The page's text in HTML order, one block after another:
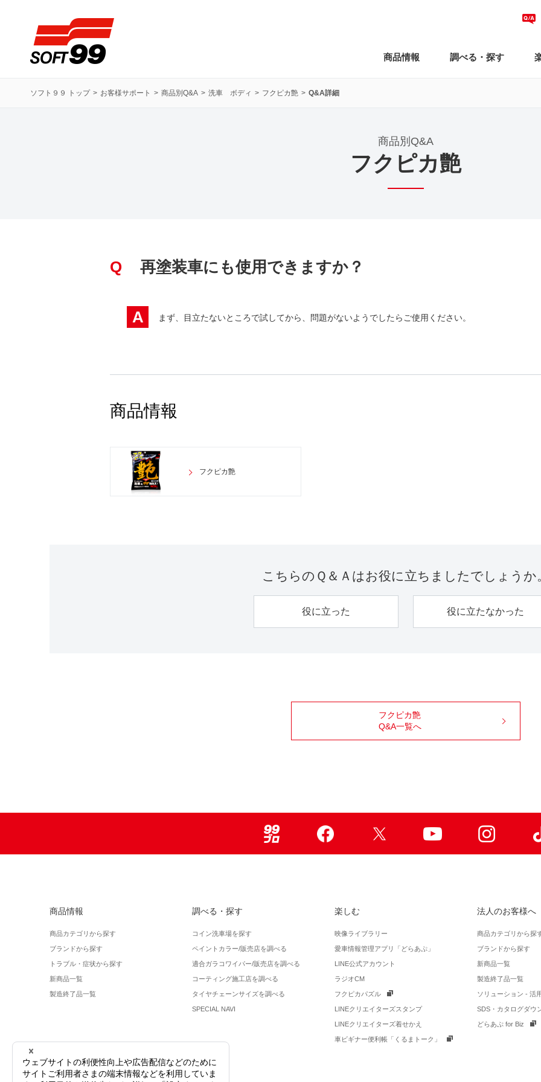
商品情報 調べる・探す
ソフト９９ トップ お客様サポート 商品別Q&A 洗車 ボディ フクピカ艶 Q&A詳細
商品別Q&A
フクピカ艶
Q 再塗装車にも使用できますか？
A まず、目立たないところで試してから、問題がないようでしたらご使用ください。
商品情報
フクピカ艶
こちらのＱ＆Ａは お役に立ちましたでしょうか
役に立った 役に立たなかった
フクピカ艶
Q&A一覧へ
商品情報
商品カテゴリから探す
ブランドから探す
トラブル・症状から探す
新商品一覧
製造終了品一覧
調べる・探す
コイン洗車場を探す
ペイントカラー/販売店を調べる
適合ガラコワイパー/販売店を調べる
コーティング施工店を調べる
タイヤチェーンサイズを調べる
SPECIAL NAVI
楽しむ
映像ライブラリー
愛車情報管理アプリ「どらあぷ」
LINE公式アカウント
ラジオCM
フクピカパズル
LINEクリエイターズスタンプ
LINEクリエイターズ着せかえ
車ビギナー便利帳「くるまトーク」
法人のお客様へ
商品カテゴリから探
ブランドから探す
新商品一覧
製造終了品一覧
ソリューション - 活
SDS・カタログダウ
どらあぷ for Biz